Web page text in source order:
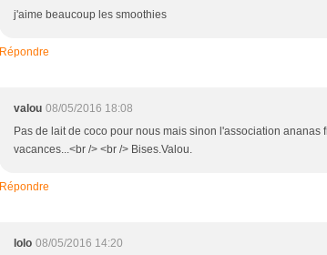
j'aime beaucoup les smoothies
Répondre
valou 08/05/2016 18:08
Pas de lait de coco pour nous mais sinon l'association ananas
vacances...<br /> <br /> Bises.Valou.
Répondre
lolo 08/05/2016 14:20